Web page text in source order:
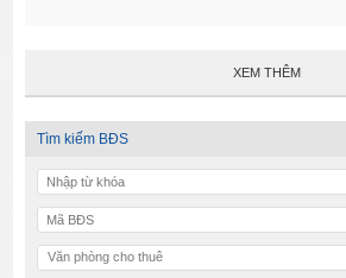
XEM THÊM
Tìm kiếm BĐS
Văn phòng cho thuê